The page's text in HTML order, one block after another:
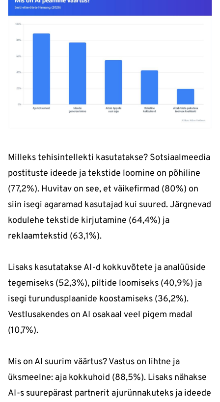
Milleks tehisintellekti kasutatakse? Sotsiaalmeedia
postituste ideede ja tekstide loomine on põhiline
(77,2%). Huvitav on see, et väikefirmad (80%) on
siin isegi agaramad kasutajad kui suured. Järgnevad
kodulehe tekstide kirjutamine (64,4%) ja
reklaamtekstid (63,1%).
Lisaks kasutatakse AI-d kokkuvõtete ja analüüside
tegemiseks (52,3%), piltide loomiseks (40,9%) ja
isegi turundusplaanide koostamiseks (36,2%).
Vestlusakendes on AI osakaal veel pigem madal
(10,7%).
Mis on AI suurim väärtus? Vastus on lihtne ja
üksmeelne: aja kokkuhoid (88,5%). Lisaks nähakse
AI-s suurepärast partnerit ajurünnakuteks ja ideede